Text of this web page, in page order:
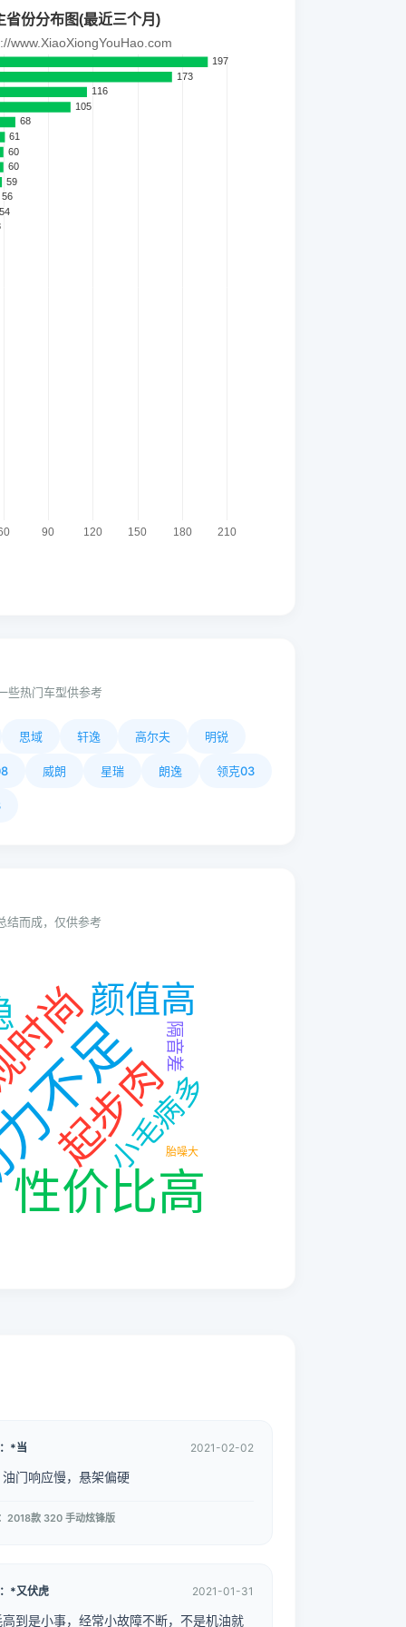
些热门车型供参考
思域 轩逸 高尔夫 明锐
威朗 星瑞 朗逸 领克03
结而成，仅供参考
*当 2021-02-02
油门响应慢，悬架偏硬
2018款 320 手动炫锋版
*又伏虎 2021-01-31
高到是小事，经常小故障不断，不是机油就